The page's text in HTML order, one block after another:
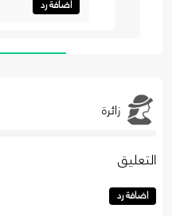
اضافة رد
زائرة
التعليق
اضافة رد